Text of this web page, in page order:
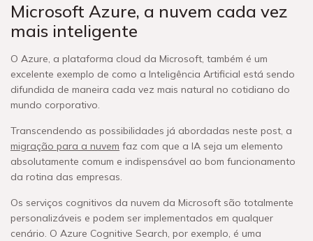
Microsoft Azure, a nuvem cada vez
mais inteligente
O Azure, a plataforma cloud da Microsoft, também é um
excelente exemplo de como a Inteligência Artificial está sendo
difundida de maneira cada vez mais natural no cotidiano do
mundo corporativo.
Transcendendo as possibilidades já abordadas neste post, a
migração para a nuvem faz com que a IA seja um elemento
absolutamente comum e indispensável ao bom funcionamento
da rotina das empresas.
Os serviços cognitivos da nuvem da Microsoft são totalmente
personalizáveis e podem ser implementados em qualquer
cenário. O Azure Cognitive Search, por exemplo, é uma